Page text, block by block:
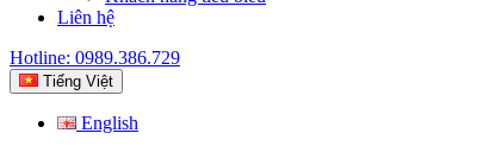
Liên hệ
Hotline: 0989.386.729
Tiếng Việt
English